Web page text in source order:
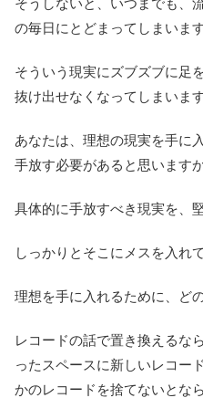
そうしないと、いつまでも、
の毎日にとどまってしまいます
そういう現実にズブズブに足
抜け出せなくなってしまいます
あなたは、理想の現実を手に
手放す必要があると思います
具体的に手放すべき現実を、
しっかりとそこにメスを入れ
理想を手に入れるために、ど
レコードの話で置き換えるな
ったスペースに新しいレコー
かのレコードを捨てないとなら